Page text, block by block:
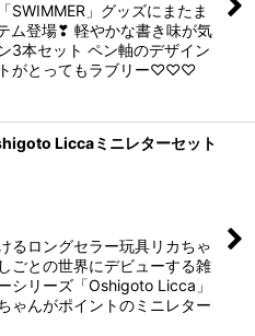
SWIMMER」グッズにまたま
ム登場❣ 軽やかな書き味が気
3本セット ペン軸のデザイン
トがとってもラブリー♡♡♡
Liccaミニレターセット
るロングセラー玩具リカちゃ
ごとの世界にデビューする雑
シリーズ「Oshigoto Licca」
ゃんがポイントのミニレター